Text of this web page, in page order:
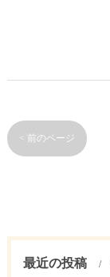
< 前のページ
最近の投稿